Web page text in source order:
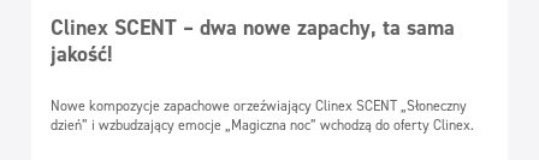
Clinex SCENT – dwa nowe zapachy, ta sama
jakość!
Nowe kompozycje zapachowe orzeźwiający Clinex SCENT „Słoneczny
dzień” i wzbudzający emocje „Magiczna noc” wchodzą do oferty Clinex.